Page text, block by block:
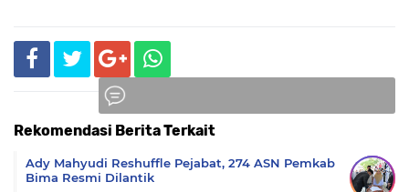
Rekomendasi Berita Terkait
Ady Mahyudi Reshuffle Pejabat, 274 ASN Pemkab
Bima Resmi Dilantik